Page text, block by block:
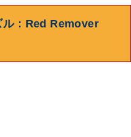
ル：Red Remover